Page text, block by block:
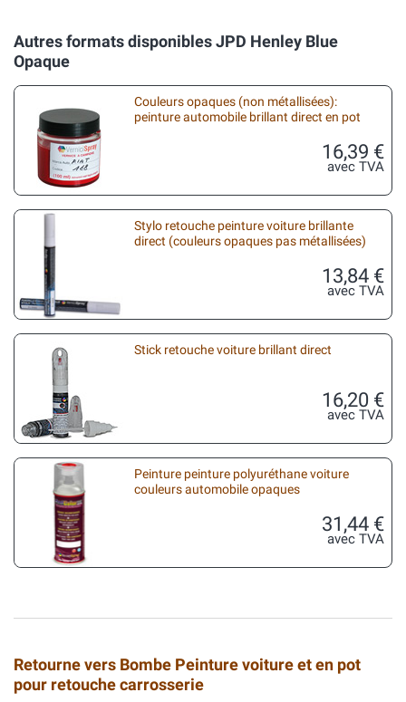
Autres formats disponibles JPD Henley Blue
Opaque
Couleurs opaques (non métallisées):
peinture automobile brillant direct en pot
16,39 €
avec TVA
Stylo retouche peinture voiture brillante
direct (couleurs opaques pas métallisées)
13,84 €
avec TVA
Stick retouche voiture brillant direct
16,20 €
avec TVA
Peinture peinture polyuréthane voiture
couleurs automobile opaques
31,44 €
avec TVA
Retourne vers Bombe Peinture voiture et en pot
pour retouche carrosserie